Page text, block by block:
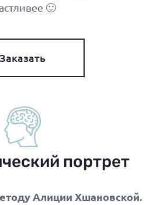
🙂
Заказать
портрет
Алиции Хшановской.